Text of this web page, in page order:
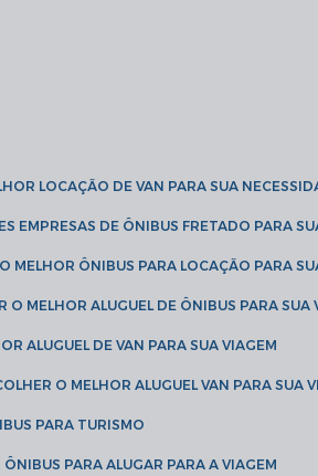
LOCAÇÃO DE VAN PARA SUA
EMPRESAS DE ÔNIBUS FRETADO PARA
O MELHOR ÔNIBUS PARA LOCAÇÃO PARA
O MELHOR ALUGUEL DE ÔNIBUS PARA SUA
ALUGUEL DE VAN PARA SUA VIAGEM
O MELHOR ALUGUEL VAN PARA SUA
PARA TURISMO
ÔNIBUS PARA ALUGAR PARA A VIAGEM